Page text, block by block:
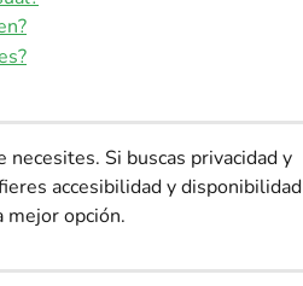
Si buscas privacidad y
accesibilidad y disponibilidad
mejor opción.